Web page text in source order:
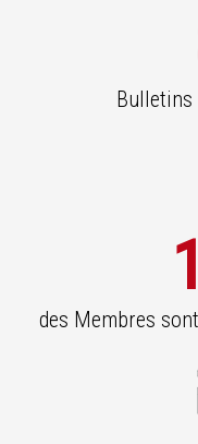
Bulletins
des Membres